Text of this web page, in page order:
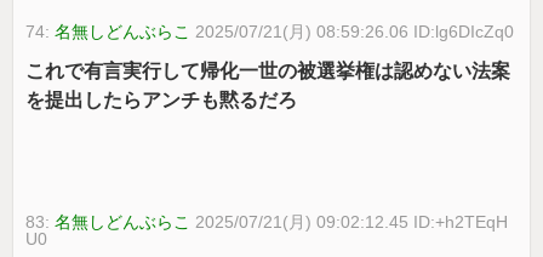
74:名無しどんぶらこ 2025/07/21(月) 08:59:26.06 ID:lg6DIcZq0
これで有言実行して帰化一世の被選挙権は認めない法案
を提出したらアンチも黙るだろ
83:名無しどんぶらこ 2025/07/21(月) 09:02:12.45 ID:+h2TEqH
U0